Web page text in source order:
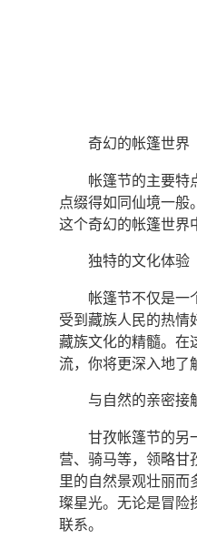
奇幻的帐篷世界
帐篷节的主要特
点缀得如同仙境一般
这个奇幻的帐篷世界
独特的文化体验
帐篷节不仅是一
受到藏族人民的热情
藏族文化的精髓。在
流，你将更深入地了
与自然的亲密接
甘孜帐篷节的另
营、骑马等，领略甘
里的自然景观壮丽而
璨星光。无论是冒险
联系。